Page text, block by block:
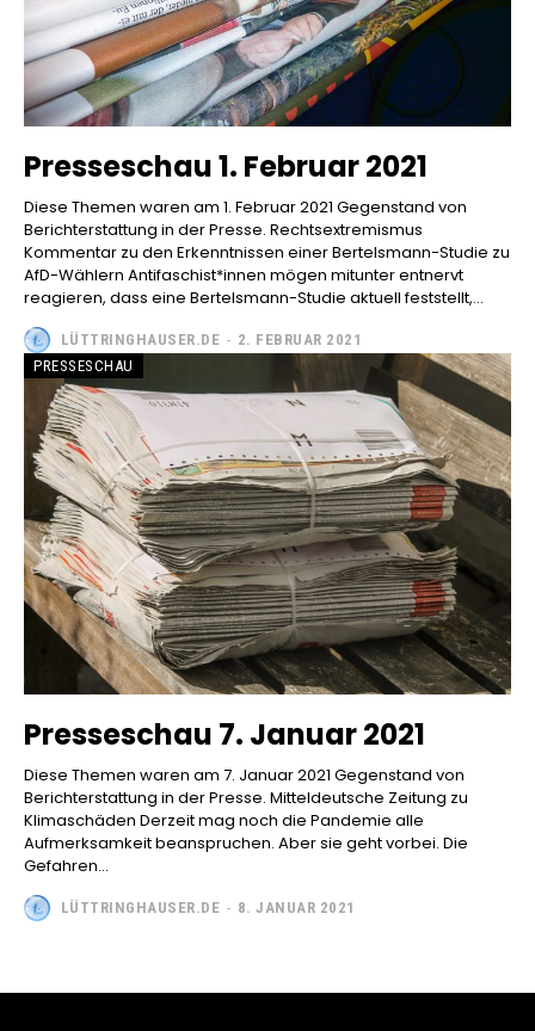
Presseschau 1. Februar 2021
Diese Themen waren am 1. Februar 2021 Gegenstand von
Berichterstattung in der Presse. Rechtsextremismus
Kommentar zu den Erkenntnissen einer Bertelsmann-Studie zu
AfD-Wählern Antifaschist*innen mögen mitunter entnervt
reagieren, dass eine Bertelsmann-Studie aktuell feststellt,...
LÜTTRINGHAUSER.DE - 2. FEBRUAR 2021
PRESSESCHAU
Presseschau 7. Januar 2021
Diese Themen waren am 7. Januar 2021 Gegenstand von
Berichterstattung in der Presse. Mitteldeutsche Zeitung zu
Klimaschäden Derzeit mag noch die Pandemie alle
Aufmerksamkeit beanspruchen. Aber sie geht vorbei. Die
Gefahren...
LÜTTRINGHAUSER.DE - 8. JANUAR 2021